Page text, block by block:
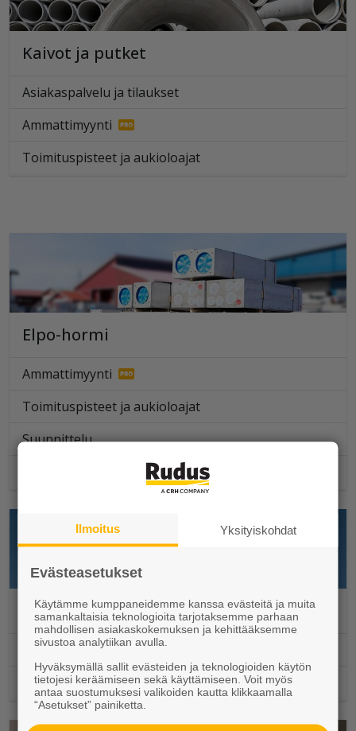
Kaivot ja putket
Asiakaspalvelu ja tilaukset
Ammattimyynti
Toimituspisteet ja aukioloajat
Elpo-hormi
Ammattimyynti
Toimituspisteet ja aukioloajat
Suunnittelu
Julkisivuelementit
Ammattimyynti
Toimituspisteet ja aukioloajat
Ilmoitus Yksityiskohdat
Evästeasetukset
Käytämme kumppaneidemme kanssa evästeitä ja muita
samankaltaisia teknologioita tarjotaksemme parhaan
mahdollisen asiakaskokemuksen ja kehittääksemme
sivustoa analytiikan avulla.
Hyväksymällä sallit evästeiden ja teknologioiden käytön
tietojesi keräämiseen sekä käyttämiseen. Voit myös
antaa suostumuksesi valikoiden kautta klikkaamalla
“Asetukset” painiketta.